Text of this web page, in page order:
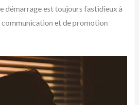
démarrage est toujours fastidieux à
communication et de promotion